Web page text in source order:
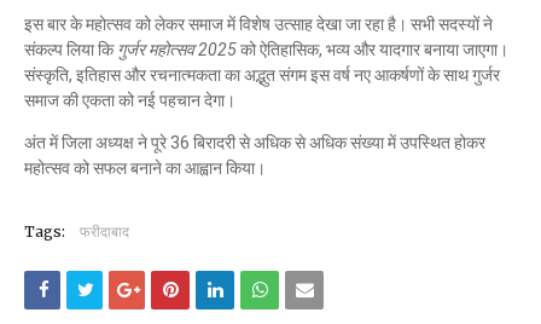
इस बार के महोत्सव को लेकर समाज में विशेष उत्साह देखा जा रहा है। सभी सदस्यों ने
संकल्प लिया कि गुर्जर महोत्सव 2025को ऐतिहासिक, भव्य और यादगार बनाया जाएगा।
संस्कृति, इतिहास और रचनात्मकता का अद्भुत संगम इस वर्ष नए आकर्षणों के साथ गुर्जर
समाज की एकता को नई पहचान देगा।
अंत में जिला अध्यक्ष ने पूरे 36 बिरादरी से अधिक से अधिक संख्या में उपस्थित होकर
महोत्सव को सफल बनाने का आह्वान किया।
Tags: फरीदाबाद